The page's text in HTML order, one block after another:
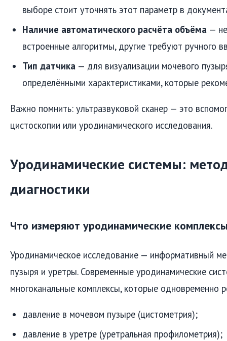
выборе стоит уточнять этот параметр в
Наличие автоматического расчёта объёма —
встроенные алгоритмы, другие требуют ручного
Тип датчика — для визуализации мочевого
определёнными характеристиками, которые
Важно помнить: ультразвуковой сканер — это
цистоскопии или уродинамического исследования.
Уродинамические системы:
диагностики
Что измеряют уродинамические
Уродинамическое исследование — информативный
пузыря и уретры. Современные уродинамические
многоканальные комплексы, которые одновременно
давление в мочевом пузыре (цистометрия);
давление в уретре (уретральная профилометрия);